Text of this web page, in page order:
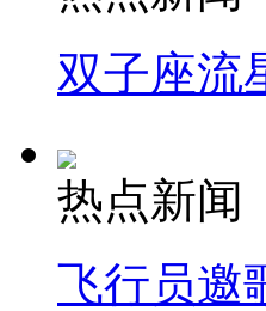
双子座流
热点新闻
飞行员邀